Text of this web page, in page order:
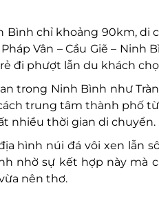
Bình chỉ khoảng 90km, di
Vân – Cầu Giẽ –
đi phượt lẫn du khách
trong Ninh Bình như
trung tâm thành phố
nhiều thời gian di chuyển.
hình núi đá vôi xen lẫn
nhờ sự kết hợp này mà
nên thơ.